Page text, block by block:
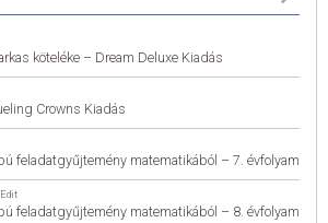
köteléke – Dream Deluxe Kiadás
Crowns Kiadás
feladatgyűjtemény matematikából – 7. évfolyam
feladatgyűjtemény matematikából – 8. évfolyam